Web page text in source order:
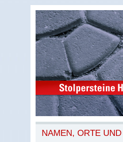
NAMEN, ORTE